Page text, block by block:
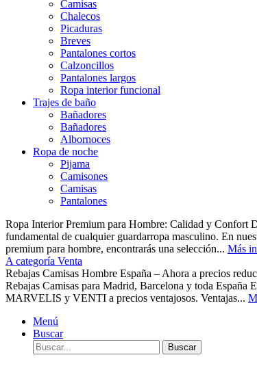
Camisas
Chalecos
Picaduras
Breves
Pantalones cortos
Calzoncillos
Pantalones largos
Ropa interior funcional
Trajes de baño
Bañadores
Bañadores
Albornoces
Ropa de noche
Pijama
Camisones
Camisas
Pantalones
Ropa Interior Premium para Hombre: Calidad y Confort
fundamental de cualquier guardarropa masculino. En
premium para hombre, encontrarás una selección... Más
A categoría Venta
Rebajas Camisas Hombre España – Ahora a precios
Rebajas Camisas para Madrid, Barcelona y toda
MARVELIS y VENTI a precios ventajosos. Ventajas...
Menú
Buscar
Buscar